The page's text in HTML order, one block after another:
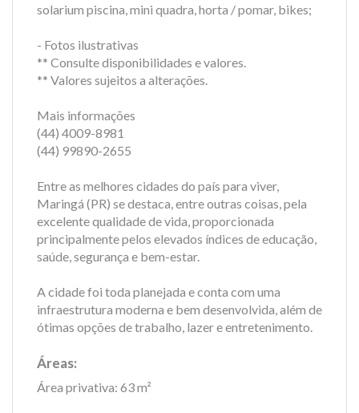
solarium piscina, mini quadra, horta / pomar, bikes;
- Fotos ilustrativas
** Consulte disponibilidades e valores.
** Valores sujeitos a alterações.
Mais informações
(44) 4009-8981
(44) 99890-2655
Entre as melhores cidades do país para viver,
Maringá (PR) se destaca, entre outras coisas, pela
excelente qualidade de vida, proporcionada
principalmente pelos elevados índices de educação,
saúde, segurança e bem-estar.
A cidade foi toda planejada e conta com uma
infraestrutura moderna e bem desenvolvida, além de
ótimas opções de trabalho, lazer e entretenimento.
Áreas:
Área privativa: 63 m²